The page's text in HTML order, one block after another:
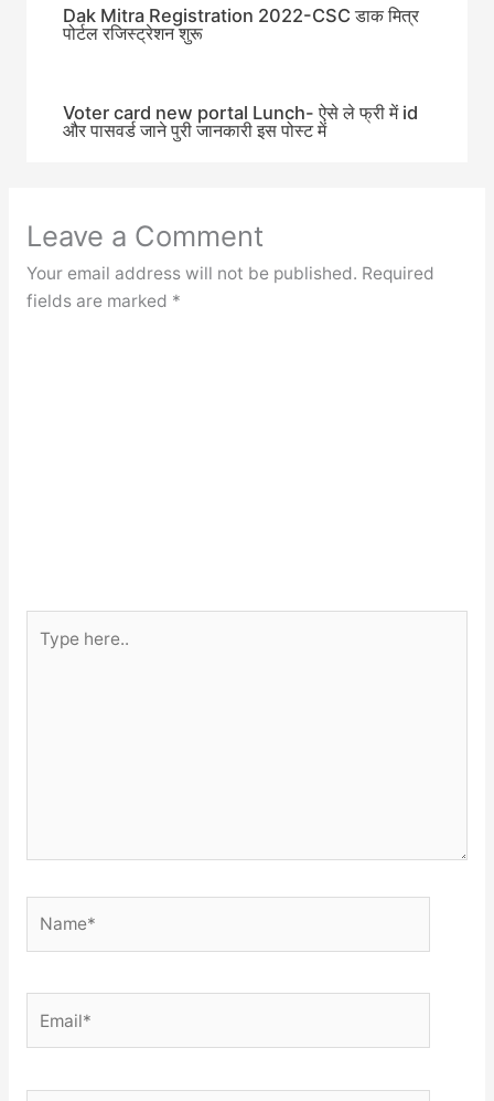
Dak Mitra Registration 2022-CSC डाक मित्र
पोर्टल रजिस्ट्रेशन शुरू
Voter card new portal Lunch- ऐसे ले फ्री में id
और पासवर्ड जाने पुरी जानकारी इस पोस्ट में
Leave a Comment
Your email address will not be published. Required
fields are marked *
here..